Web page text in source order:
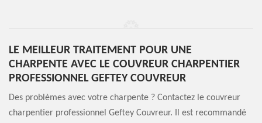
LE MEILLEUR TRAITEMENT POUR UNE
CHARPENTE AVEC LE COUVREUR CHARPENTIER
PROFESSIONNEL GEFTEY COUVREUR
Des problèmes avec votre charpente ? Contactez le couvreur
charpentier professionnel Geftey Couvreur. Il est recommandé